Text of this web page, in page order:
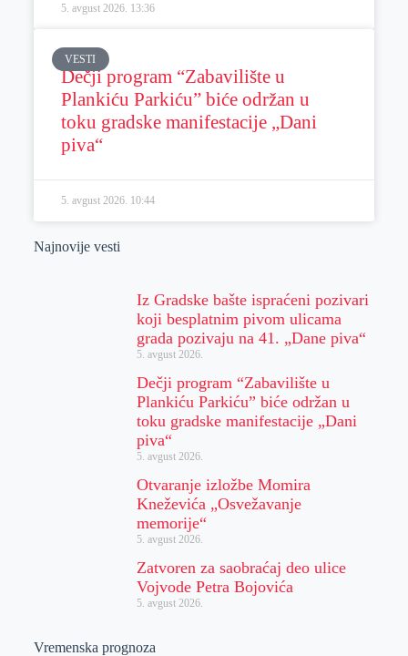
5. avgust 2026. 13:36
VESTI
Dečji program “Zabavilište u
Plankiću Parkiću” biće održan u
toku gradske manifestacije „Dani
piva“
5. avgust 2026. 10:44
Najnovije vesti
Iz Gradske bašte ispraćeni pozivari
koji besplatnim pivom ulicama
grada pozivaju na 41. „Dane piva“
5. avgust 2026.
Dečji program “Zabavilište u
Plankiću Parkiću” biće održan u
toku gradske manifestacije „Dani
piva“
5. avgust 2026.
Otvaranje izložbe Momira
Kneževića „Osvežavanje
memorije“
5. avgust 2026.
Zatvoren za saobraćaj deo ulice
Vojvode Petra Bojovića
5. avgust 2026.
Vremenska prognoza